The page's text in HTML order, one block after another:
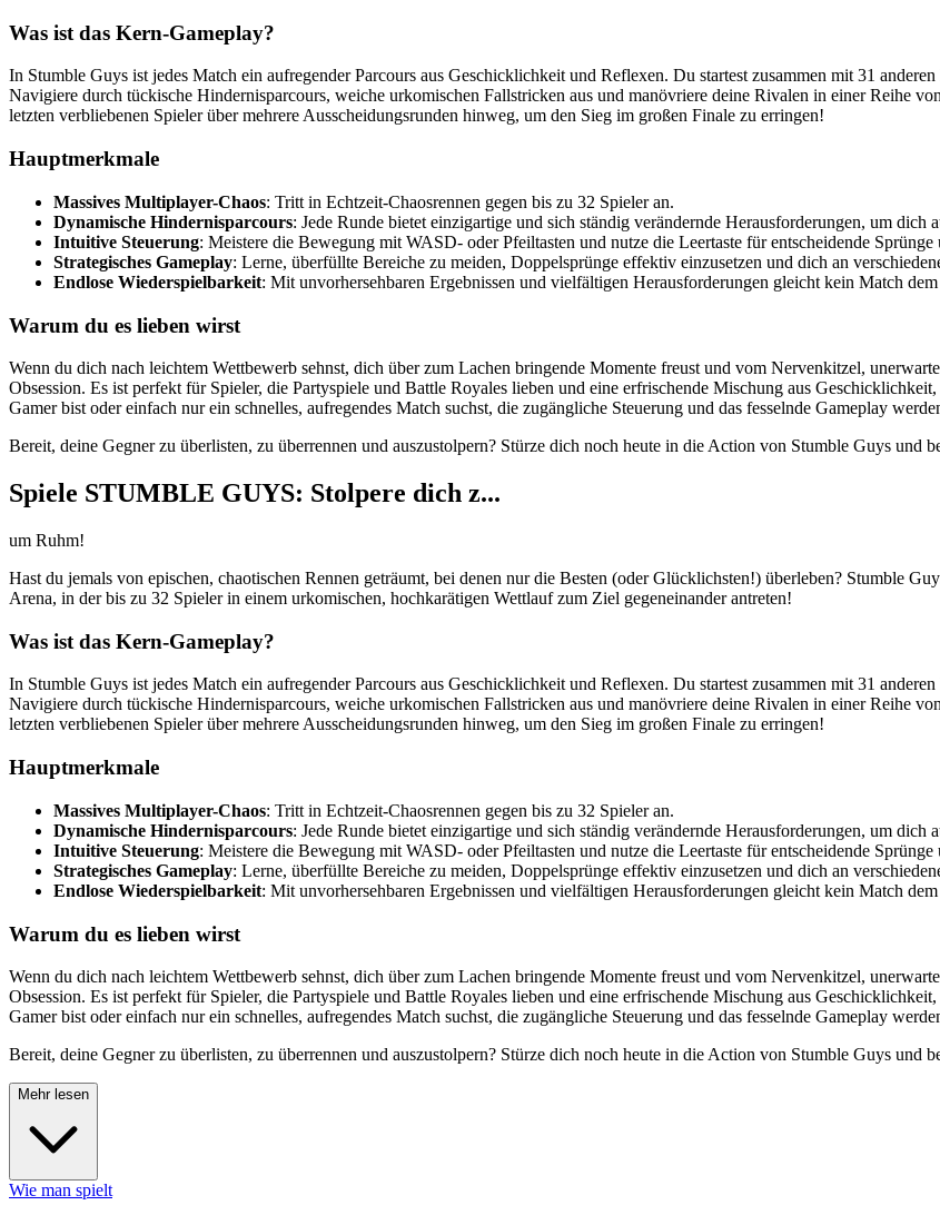
Was ist das Kern-Gameplay?
In Stumble Guys ist jedes Match ein aufregender Parcours aus Geschicklichkeit und Reflexen. Du startest zusammen mit 31
Navigiere durch tückische Hindernisparcours, weiche urkomischen Fallstricken aus und manövriere deine Rivalen in einer Reihe
letzten verbliebenen Spieler über mehrere Ausscheidungsrunden hinweg, um den Sieg im großen Finale zu erringen!
Hauptmerkmale
Massives Multiplayer-Chaos: Tritt in Echtzeit-Chaosrennen gegen bis zu 32 Spieler an.
Dynamische Hindernisparcours: Jede Runde bietet einzigartige und sich ständig verändernde Herausforderungen, um dich
Intuitive Steuerung: Meistere die Bewegung mit WASD- oder Pfeiltasten und nutze die Leertaste für entscheidende Sprünge
Strategisches Gameplay: Lerne, überfüllte Bereiche zu meiden, Doppelsprünge effektiv einzusetzen und dich an
Endlose Wiederspielbarkeit: Mit unvorhersehbaren Ergebnissen und vielfältigen Herausforderungen gleicht kein Match dem
Warum du es lieben wirst
Wenn du dich nach leichtem Wettbewerb sehnst, dich über zum Lachen bringende Momente freust und vom Nervenkitzel,
Obsession. Es ist perfekt für Spieler, die Partyspiele und Battle Royales lieben und eine erfrischende Mischung aus
Gamer bist oder einfach nur ein schnelles, aufregendes Match suchst, die zugängliche Steuerung und das fesselnde Gameplay
Bereit, deine Gegner zu überlisten, zu überrennen und auszustolpern? Stürze dich noch heute in die Action von Stumble Guys und
Spiele STUMBLE GUYS: Stolpere dich z...
um Ruhm!
Hast du jemals von epischen, chaotischen Rennen geträumt, bei denen nur die Besten (oder Glücklichsten!) überleben? Stumble
Arena, in der bis zu 32 Spieler in einem urkomischen, hochkarätigen Wettlauf zum Ziel gegeneinander antreten!
Was ist das Kern-Gameplay?
In Stumble Guys ist jedes Match ein aufregender Parcours aus Geschicklichkeit und Reflexen. Du startest zusammen mit 31
Navigiere durch tückische Hindernisparcours, weiche urkomischen Fallstricken aus und manövriere deine Rivalen in einer Reihe
letzten verbliebenen Spieler über mehrere Ausscheidungsrunden hinweg, um den Sieg im großen Finale zu erringen!
Hauptmerkmale
Massives Multiplayer-Chaos: Tritt in Echtzeit-Chaosrennen gegen bis zu 32 Spieler an.
Dynamische Hindernisparcours: Jede Runde bietet einzigartige und sich ständig verändernde Herausforderungen, um dich
Intuitive Steuerung: Meistere die Bewegung mit WASD- oder Pfeiltasten und nutze die Leertaste für entscheidende Sprünge
Strategisches Gameplay: Lerne, überfüllte Bereiche zu meiden, Doppelsprünge effektiv einzusetzen und dich an
Endlose Wiederspielbarkeit: Mit unvorhersehbaren Ergebnissen und vielfältigen Herausforderungen gleicht kein Match dem
Warum du es lieben wirst
Wenn du dich nach leichtem Wettbewerb sehnst, dich über zum Lachen bringende Momente freust und vom Nervenkitzel,
Obsession. Es ist perfekt für Spieler, die Partyspiele und Battle Royales lieben und eine erfrischende Mischung aus
Gamer bist oder einfach nur ein schnelles, aufregendes Match suchst, die zugängliche Steuerung und das fesselnde Gameplay
Bereit, deine Gegner zu überlisten, zu überrennen und auszustolpern? Stürze dich noch heute in die Action von Stumble Guys und
Mehr lesen
Wie man spielt